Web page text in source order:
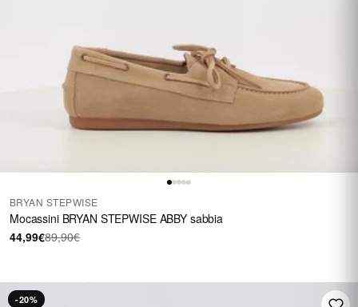
BRYAN STEPWISE
Mocassini BRYAN STEPWISE ABBY sabbia
44,99€89,90€
-20%